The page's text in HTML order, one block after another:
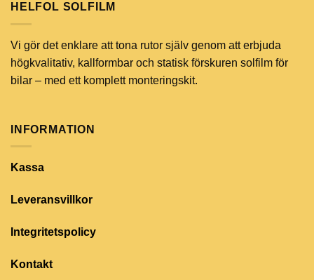
HELFOL SOLFILM
Vi gör det enklare att tona rutor själv genom att erbjuda
högkvalitativ, kallformbar och statisk förskuren solfilm för
bilar – med ett komplett monteringskit.
INFORMATION
Kassa
Leveransvillkor
Integritetspolicy
Kontakt